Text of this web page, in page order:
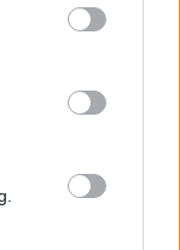
Terra?
si può
in che